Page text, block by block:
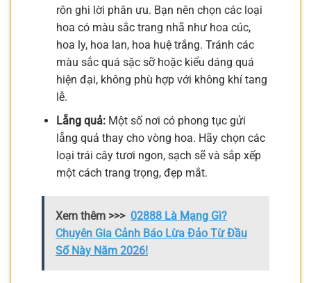
rôn ghi lời phân ưu. Bạn nên chọn các loại
hoa có màu sắc trang nhã như hoa cúc,
hoa ly, hoa lan, hoa huệ trắng. Tránh các
màu sắc quá sặc sỡ hoặc kiểu dáng quá
hiện đại, không phù hợp với không khí tang
lễ.
Lẵng quả:Một số nơi có phong tục gửi
lẵng quả thay cho vòng hoa. Hãy chọn các
loại trái cây tươi ngon, sạch sẽ và sắp xếp
một cách trang trọng, đẹp mắt.
Xem thêm >>> 02888 Là Mạng Gì?
Chuyên Gia Cảnh Báo Lừa Đảo Từ Đầu
Số Này Năm 2026!